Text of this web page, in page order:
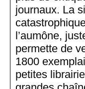
journaux. La
l’aumône,
permette de
1800
petites